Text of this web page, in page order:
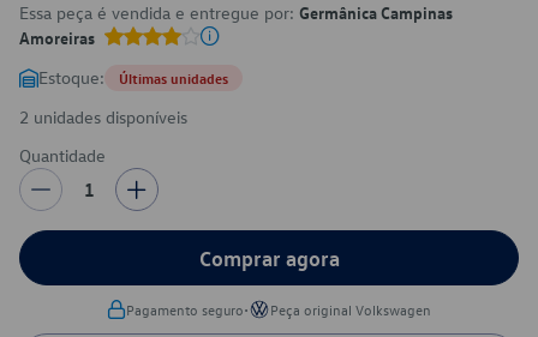
Essa peça é vendida e entregue por: Germânica Campinas
Amoreiras
Estoque: Últimas unidades
2 unidades disponíveis
Quantidade
1
Comprar agora
Pagamento seguro• Peça original Volkswagen